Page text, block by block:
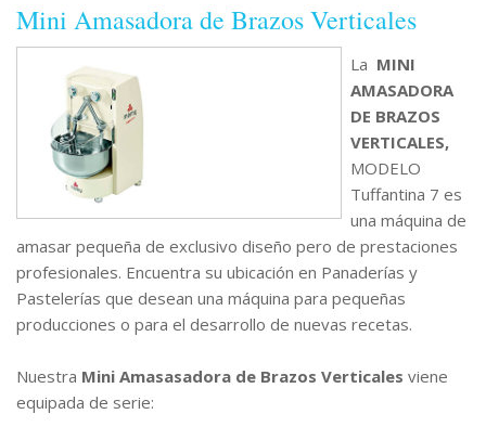
Mini Amasadora de Brazos Verticales
La MINI
AMASADORA
DE BRAZOS
VERTICALES,
MODELO
Tuffantina 7 es
una máquina de
amasar pequeña de exclusivo diseño pero de prestaciones
profesionales. Encuentra su ubicación en Panaderías y
Pastelerías que desean una máquina para pequeñas
producciones o para el desarrollo de nuevas recetas.
Nuestra Mini Amasasadora de Brazos Verticales viene
equipada de serie: